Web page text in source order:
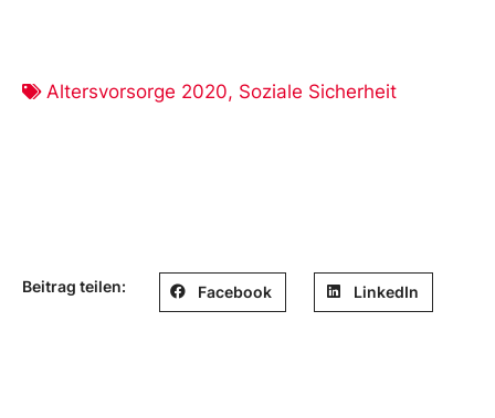
Altersvorsorge 2020, Soziale Sicherheit
Beitrag teilen: Facebook LinkedIn